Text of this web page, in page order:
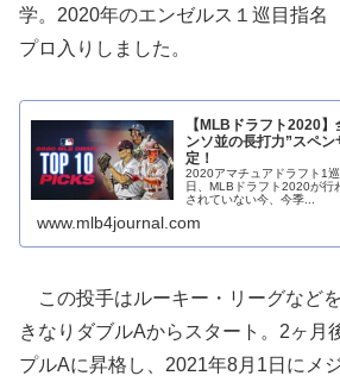
学。2020年のエンゼルス１巡目指名
プロ入りしました。
【MLBドラフト2020
ンソ並の長打力”スペ
定！
2020アマチュアドラフト1
日、MLBドラフト2020が
されていない今、今季...
www.mlb4journal.com
この投手はルーキー・リーグなど
きなりダブルAからスタート。2ヶ月
プルAに昇格し、2021年8月1日にメ